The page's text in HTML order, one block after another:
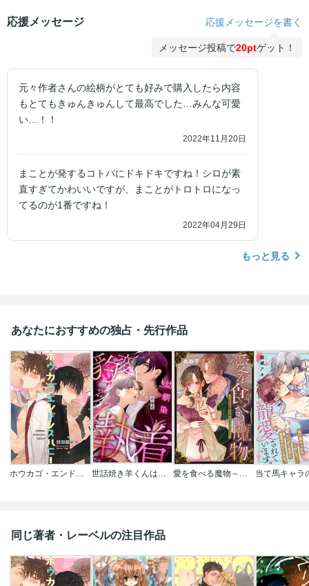
応援メッセージ 応援メッセージを書く
メッセージ投稿で20ptゲット！
元々作者さんの絵柄がとても好みで購入したら内容
もとてもきゅんきゅんして最高でした…みんな可愛
い…！！
2022年11月20日
まことが発するコトバにドキドキですね！シロが素
直すぎてかわいいですが、まことがトロトロになっ
てるのが1番ですね！
2022年04月29日
もっと見る
あなたにおすすめの独占・先行作品
同じ著者・レーベルの注目作品